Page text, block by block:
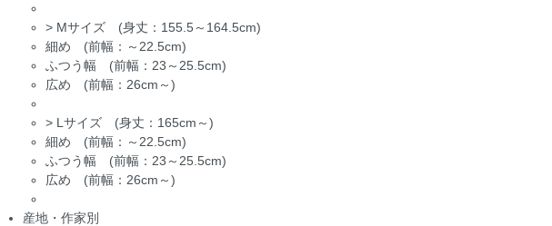
> Mサイズ (身丈：155.5～164.5cm)
細め (前幅：～22.5cm)
ふつう幅 (前幅：23～25.5cm)
広め (前幅：26cm～)
> Lサイズ (身丈：165cm～)
細め (前幅：～22.5cm)
ふつう幅 (前幅：23～25.5cm)
広め (前幅：26cm～)
産地・作家別